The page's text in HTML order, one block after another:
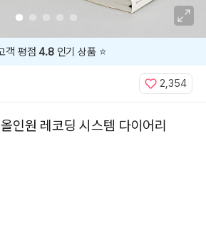
객 평점4.8인기 상품 ⭐️
2,354
인원 레코딩 시스템 다이어리